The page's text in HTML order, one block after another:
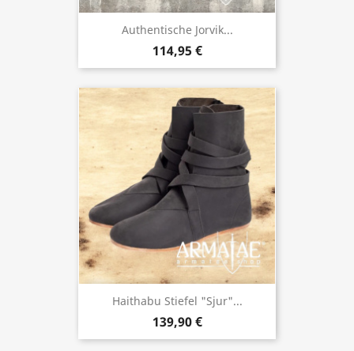
Authentische Jorvik...
114,95 €
Haithabu Stiefel "Sjur"...
139,90 €